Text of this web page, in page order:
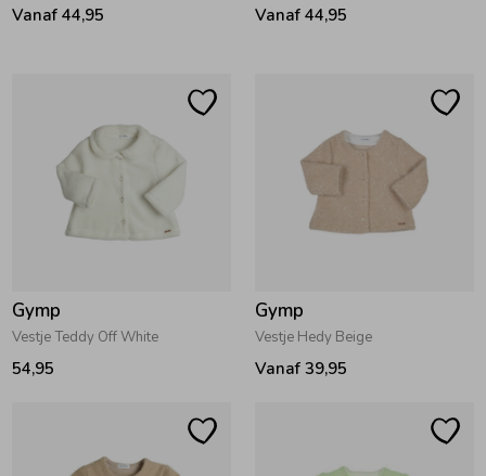
Beenmode
Rompers
Regenkleding &-laarzen
Zomeraccessoires
Beenmode
Vanaf 44,95 Vanaf 44,95
Gymp
Vestje Teddy Off White
54,95
Gymp
Vestje Hedy Beige
Vanaf 39,95